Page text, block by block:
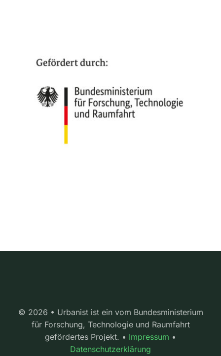
© 2026 • Urbanist ist ein vom Bundesministerium
für Forschung, Technologie und Raumfahrt
gefördertes Projekt. • Impressum •
Datenschutzerklärung